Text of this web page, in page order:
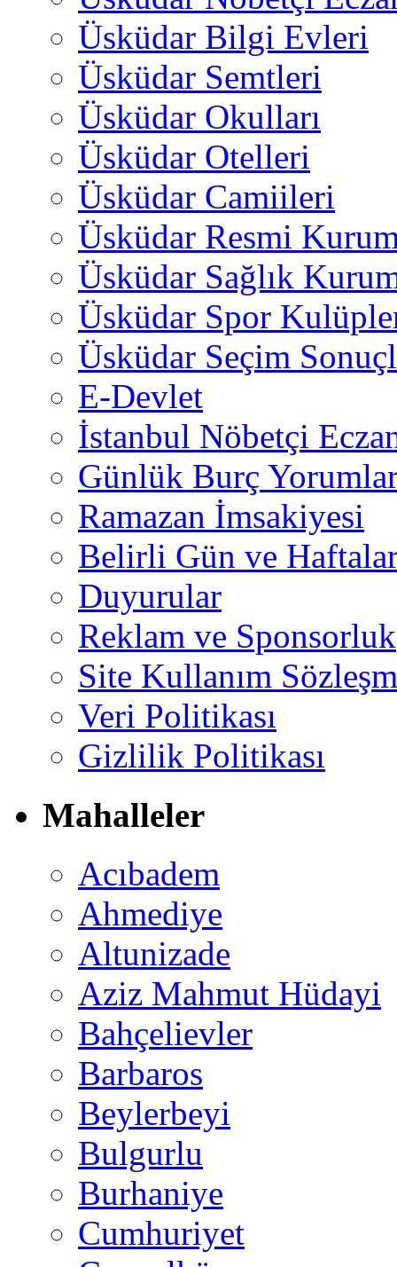
Üsküdar Bilgi Evleri
Üsküdar Semtleri
Üsküdar Okulları
Üsküdar Otelleri
Üsküdar Camiileri
Üsküdar Resmi
Üsküdar Sağlık
Üsküdar Spor
Üsküdar Seçim
E-Devlet
İstanbul Nöbetçi
Günlük Burç
Ramazan İmsakiyesi
Belirli Gün ve
Duyurular
Reklam ve Sponsorluk
Site Kullanım
Veri Politikası
Gizlilik Politikası
Mahalleler
Acıbadem
Ahmediye
Altunizade
Aziz Mahmut Hüdayi
Bahçelievler
Barbaros
Beylerbeyi
Bulgurlu
Burhaniye
Cumhuriyet